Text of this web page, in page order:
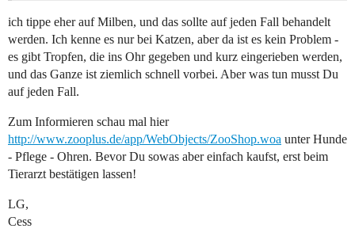
ich tippe eher auf Milben, und das sollte auf jeden Fall behandelt
werden. Ich kenne es nur bei Katzen, aber da ist es kein Problem -
es gibt Tropfen, die ins Ohr gegeben und kurz eingerieben werden,
und das Ganze ist ziemlich schnell vorbei. Aber was tun musst Du
auf jeden Fall.
Zum Informieren schau mal hier
http://www.zooplus.de/app/WebObjects/ZooShop.woa unter Hunde
- Pflege - Ohren. Bevor Du sowas aber einfach kaufst, erst beim
Tierarzt bestätigen lassen!
LG,
Cess